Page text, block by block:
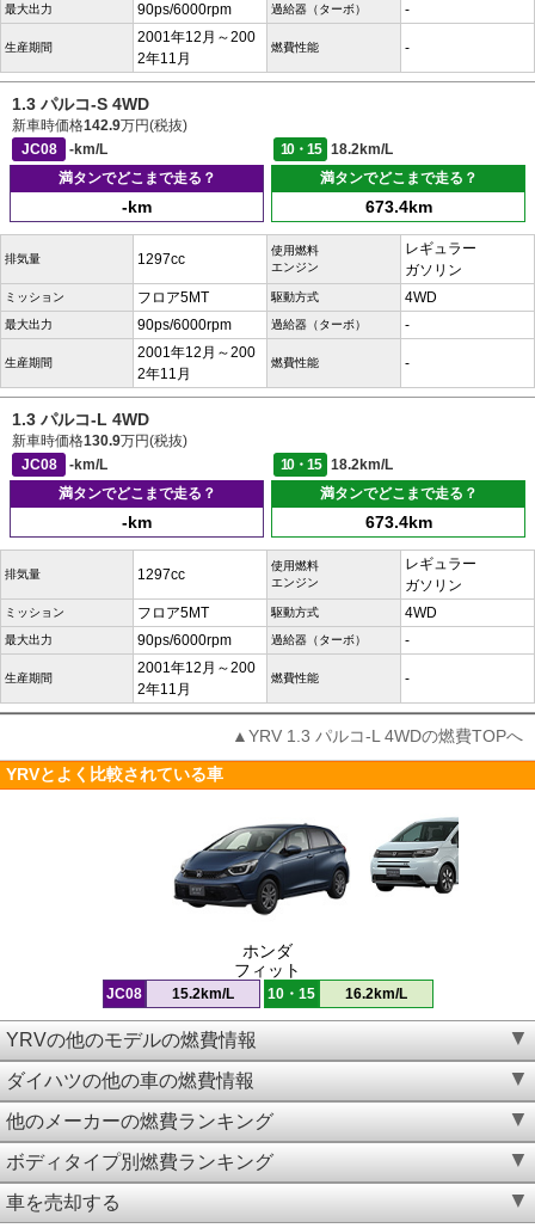
最大出力 90ps/6000rpm 過給器（ターボ） -
生産期間
2001年12月～200
2年11月
燃費性能 -
1.3 パルコ-S 4WD
新車時価格142.9万円(税抜)
JC08
-km/L 10・15
18.2km/L
満タンでどこまで走る？
-km
満タンでどこまで走る？
673.4km
排気量 1297cc
使用燃料
エンジン
レギュラー
ガソリン
ミッション フロア5MT 駆動方式 4WD
最大出力 90ps/6000rpm 過給器（ターボ） -
生産期間
2001年12月～200
2年11月
燃費性能 -
1.3 パルコ-L 4WD
新車時価格130.9万円(税抜)
JC08
-km/L 10・15
18.2km/L
満タンでどこまで走る？
-km
満タンでどこまで走る？
673.4km
排気量 1297cc
使用燃料
エンジン
レギュラー
ガソリン
ミッション フロア5MT 駆動方式 4WD
最大出力 90ps/6000rpm 過給器（ターボ） -
生産期間
2001年12月～200
2年11月
燃費性能 -
▲YRV 1.3 パルコ-L 4WDの燃費TOPへ
YRVとよく比較されている車
ホンダ
フィット
JC08 15.2km/L 10・15 16.2km/L
YRVの他のモデルの燃費情報
ダイハツの他の車の燃費情報
他のメーカーの燃費ランキング
ボディタイプ別燃費ランキング
車を売却する